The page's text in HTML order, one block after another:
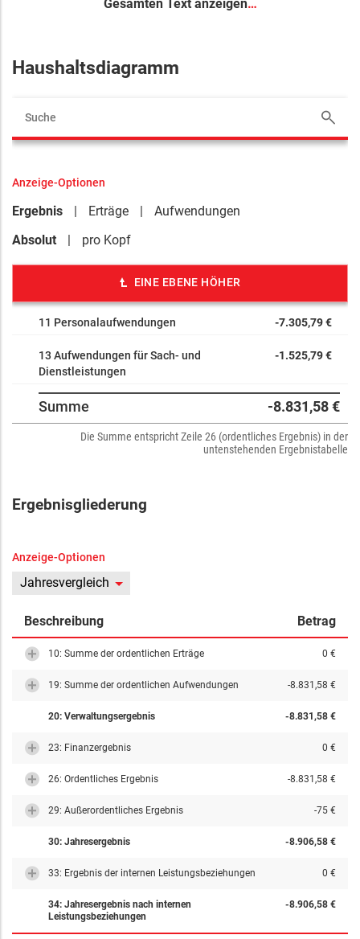
Gesamten Text anzeigen…
665030 Abschreib GWG ND 5 Jahre
681010 Aufwendungen f Zeitungen u Fachliteratur d
685010 Reisekosten
Beschäftigte
tariflich Beschäftigte
832211 Ausz für die Unterhaltung von Grundstücken und
832271 Ausz aus betrieblichen Aufwendungen
832291 Ausz für Dienstleistungen
832431 Geschäftsauszahlungen
843831 Ausz f d Erwerb von Vermögensgegenständen
oberhalb der Wertgrenze
Ersatzbeschaffung Gerätschaften Küchenzeile
Haushaltsdiagramm
Anzeige-Optionen
Ergebnis Erträge
Aufwendungen
Absolut
pro Kopf
EINE EBENE HÖHER
11 Personalaufwendungen -7.305,79 €
13 Aufwendungen für Sach- und
Dienstleistungen
-1.525,79 €
Summe -8.831,58 €
Die Summe entspricht Zeile 26 (ordentliches Ergebnis) in der
untenstehenden Ergebnistabelle
Ergebnisgliederung
Anzeige-Optionen
Jahresvergleich
Beschreibung Betrag
10: Summe der ordentlichen Erträge 0 €
19: Summe der ordentlichen Aufwendungen -8.831,58 €
20: Verwaltungsergebnis -8.831,58 €
23: Finanzergebnis 0 €
26: Ordentliches Ergebnis -8.831,58 €
29: Außerordentliches Ergebnis -75 €
30: Jahresergebnis -8.906,58 €
33: Ergebnis der internen Leistungsbeziehungen 0 €
34: Jahresergebnis nach internen
Leistungsbeziehungen
-8.906,58 €